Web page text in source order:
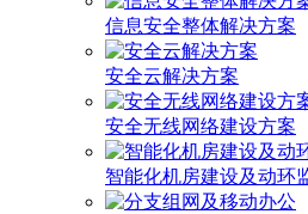
信息安全整体解决方案
安全云解决方案
安全无线网络建设方案
智能化机房建设及动环